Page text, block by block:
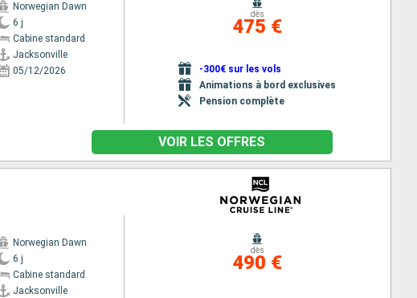
Norwegian Dawn
6 j
Cabine standard
Jacksonville
05/12/2026
dès
475 €
-300€ sur les vols
Animations à bord exclusives
Pension complète
VOIR LES OFFRES
Norwegian Dawn
6 j
Cabine standard
Jacksonville
dès
490 €